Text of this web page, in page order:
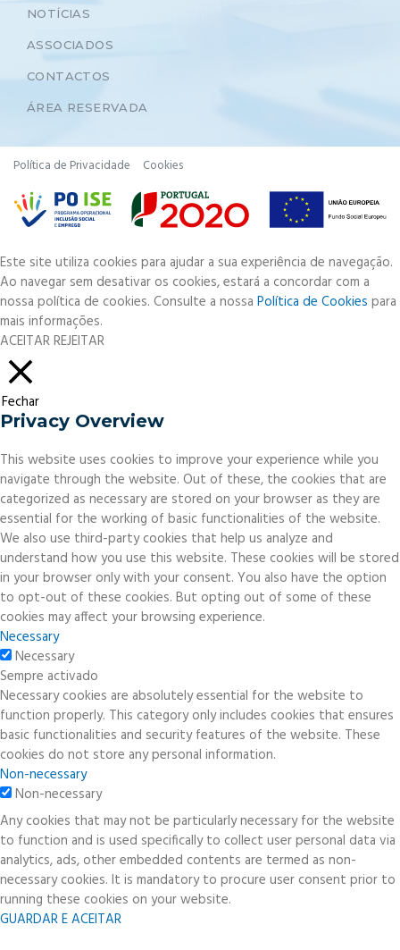
NOTÍCIAS
ASSOCIADOS
CONTACTOS
ÁREA RESERVADA
Política de Privacidade Cookies
Este site utiliza cookies para ajudar a sua experiência de navegação.
Ao navegar sem desativar os cookies, estará a concordar com a
nossa política de cookies. Consulte a nossa Política de Cookies para
mais informações.
ACEITARREJEITAR
Fechar
Privacy Overview
This website uses cookies to improve your experience while you
navigate through the website. Out of these, the cookies that are
categorized as necessary are stored on your browser as they are
essential for the working of basic functionalities of the website.
We also use third-party cookies that help us analyze and
understand how you use this website. These cookies will be stored
in your browser only with your consent. You also have the option
to opt-out of these cookies. But opting out of some of these
cookies may affect your browsing experience.
Necessary
Necessary
Sempre activado
Necessary cookies are absolutely essential for the website to
function properly. This category only includes cookies that ensures
basic functionalities and security features of the website. These
cookies do not store any personal information.
Non-necessary
Non-necessary
Any cookies that may not be particularly necessary for the website
to function and is used specifically to collect user personal data via
analytics, ads, other embedded contents are termed as non-
necessary cookies. It is mandatory to procure user consent prior to
running these cookies on your website.
GUARDAR E ACEITAR